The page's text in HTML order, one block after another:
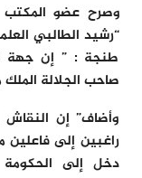
وصرح عضو المكتب
“رشيد الطالبي
طنجة : ” إن جهة
صاحب الجلالة
وأضاف” إن
راغبين إلى فاعلين
دخل إلى